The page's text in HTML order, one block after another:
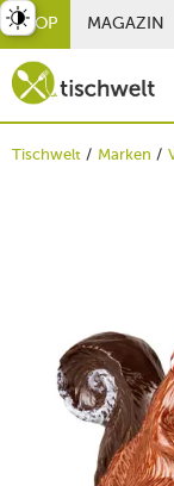
SHOP MAGAZIN
Tischwelt Marken
umschalten